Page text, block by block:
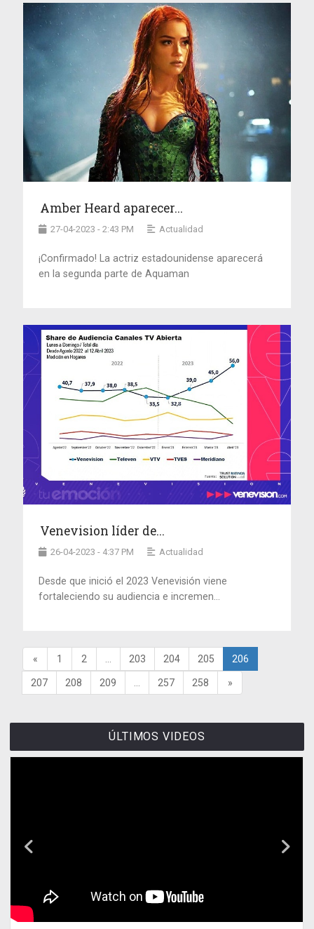
Amber Heard aparecer...
27-04-2023 - 2:43 PM Actualidad
¡Confirmado! La actriz estadounidense aparecerá
en la segunda parte de Aquaman
Venevision líder de...
26-04-2023 - 4:37 PM Actualidad
Desde que inició el 2023 Venevisión viene
fortaleciendo su audiencia e incremen...
« 1 2 203 204 205 206
207 208 209 257 258 »
ÚLTIMOS VIDEOS